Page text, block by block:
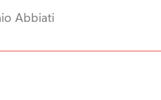
Abbiati